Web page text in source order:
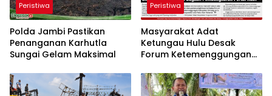
Peristiwa
Polda Jambi Pastikan
Penanganan Karhutla
Sungai Gelam Maksimal
Peristiwa
Masyarakat Adat
Ketungau Hulu Desak
Forum Ketemenggungan
Dugaan Pembongkaran
Portal Adat